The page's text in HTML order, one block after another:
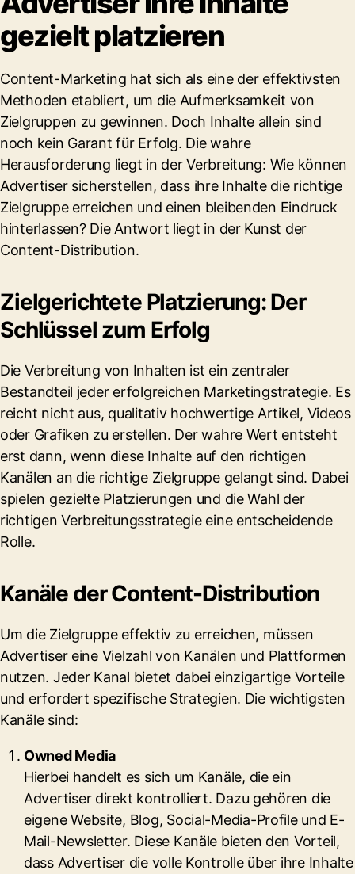
gezielt platzieren
Content-Marketing hat sich als eine der effektivsten
Methoden etabliert, um die Aufmerksamkeit von
Zielgruppen zu gewinnen. Doch Inhalte allein sind
noch kein Garant für Erfolg. Die wahre
Herausforderung liegt in der Verbreitung: Wie können
Advertiser sicherstellen, dass ihre Inhalte die richtige
Zielgruppe erreichen und einen bleibenden Eindruck
hinterlassen? Die Antwort liegt in der Kunst der
Content-Distribution.
Zielgerichtete Platzierung: Der
Schlüssel zum Erfolg
Die Verbreitung von Inhalten ist ein zentraler
Bestandteil jeder erfolgreichen Marketingstrategie. Es
reicht nicht aus, qualitativ hochwertige Artikel, Videos
oder Grafiken zu erstellen. Der wahre Wert entsteht
erst dann, wenn diese Inhalte auf den richtigen
Kanälen an die richtige Zielgruppe gelangt sind. Dabei
spielen gezielte Platzierungen und die Wahl der
richtigen Verbreitungsstrategie eine entscheidende
Rolle.
Kanäle der Content-Distribution
Um die Zielgruppe effektiv zu erreichen, müssen
Advertiser eine Vielzahl von Kanälen und Plattformen
nutzen. Jeder Kanal bietet dabei einzigartige Vorteile
und erfordert spezifische Strategien. Die wichtigsten
Kanäle sind:
Owned Media
Hierbei handelt es sich um Kanäle, die ein
Advertiser direkt kontrolliert. Dazu gehören die
eigene Website, Blog, Social-Media-Profile und E-
Mail-Newsletter. Diese Kanäle bieten den Vorteil,
dass Advertiser die volle Kontrolle über ihre Inhalte